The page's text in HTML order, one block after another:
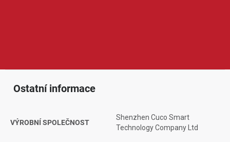
Ostatní informace
VÝROBNÍ SPOLEČNOST
Shenzhen Cuco Smart
Technology Company Ltd